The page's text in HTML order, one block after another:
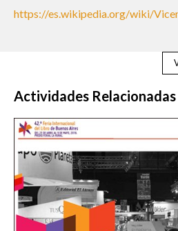
https://es.wikipedia.org/wiki/
Actividades Relacionadas